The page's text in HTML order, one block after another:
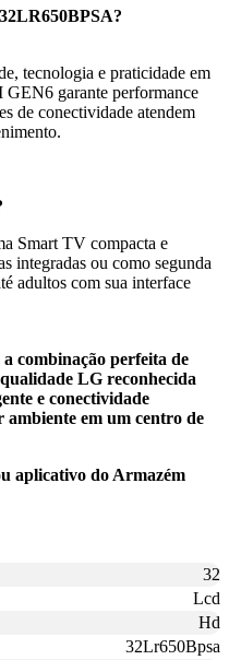
tecnologia e praticidade em
garante performance
de conectividade atendem
Smart TV compacta e
integradas ou como segunda
adultos com sua interface
combinação perfeita de
LG reconhecida
e conectividade
em um centro de
aplicativo do Armazém
32
Lcd
Hd
32Lr650Bpsa